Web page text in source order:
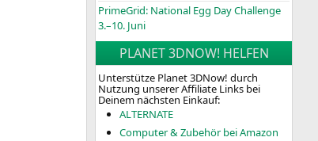
PrimeGrid: National Egg Day Challenge
3.–10. Juni
PLANET 3DNOW! HELFEN
Unterstütze Planet 3DNow! durch
Nutzung unserer Affiliate Links bei
Deinem nächsten Einkauf:
ALTERNATE
Computer & Zubehör bei Amazon